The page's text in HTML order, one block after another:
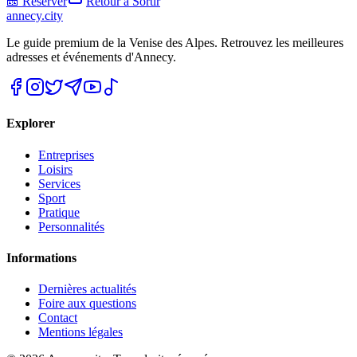
annecy.city
Le guide premium de la Venise des Alpes. Retrouvez les meilleures
adresses et événements d'Annecy.
Explorer
Entreprises
Loisirs
Services
Sport
Pratique
Personnalités
Informations
Dernières actualités
Foire aux questions
Contact
Mentions légales